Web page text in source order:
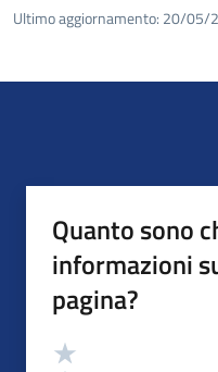
Ultimo aggiornamento: 20/05/
Quanto sono
informazioni
pagina?
Valutazione